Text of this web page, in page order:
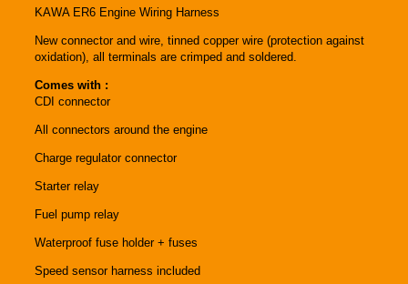
KAWA ER6 Engine Wiring Harness
New connector and wire, tinned copper wire (protection against
oxidation), all terminals are crimped and soldered.
Comes with :
CDI connector
All connectors around the engine
Charge regulator connector
Starter relay
Fuel pump relay
Waterproof fuse holder + fuses
Speed ​​sensor harness included